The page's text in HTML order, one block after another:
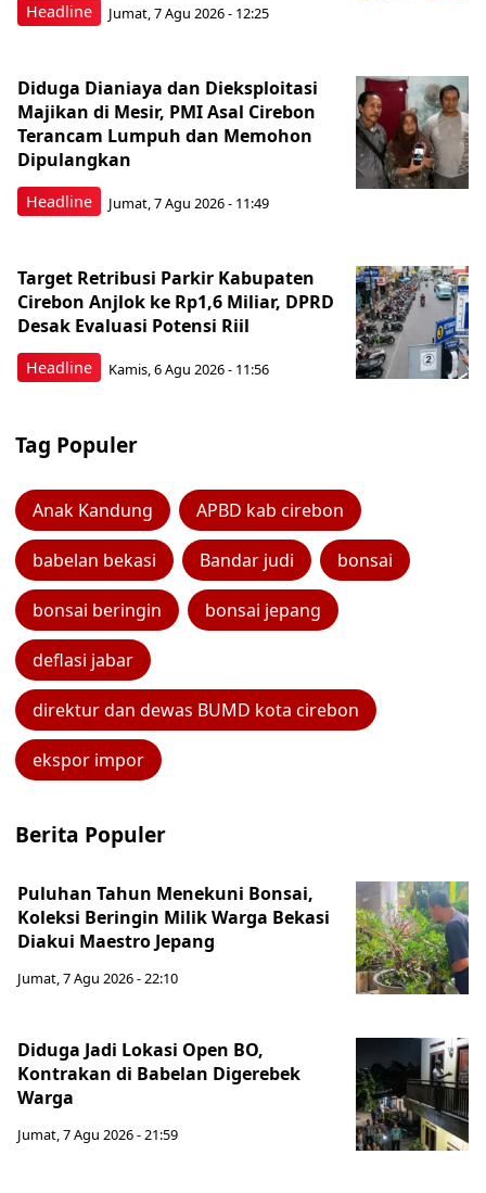
Headline Jumat, 7 Agu 2026 - 12:25
Headline
Diduga Dianiaya dan Dieksploitasi
Majikan di Mesir, PMI Asal Cirebon
Terancam Lumpuh dan Memohon
Dipulangkan
Jumat, 7 Agu 2026 - 11:49
Headline
Target Retribusi Parkir Kabupaten
Cirebon Anjlok ke Rp1,6 Miliar, DPRD
Desak Evaluasi Potensi Riil
Kamis, 6 Agu 2026 - 11:56
Tag Populer
Anak Kandung APBD kab cirebon
babelan bekasi Bandar judi bonsai
bonsai beringin bonsai jepang
deflasi jabar
direktur dan dewas BUMD kota cirebon
ekspor impor
Berita Populer
Puluhan Tahun Menekuni Bonsai,
Koleksi Beringin Milik Warga Bekasi
Diakui Maestro Jepang
Jumat, 7 Agu 2026 - 22:10
Diduga Jadi Lokasi Open BO,
Kontrakan di Babelan Digerebek
Warga
Jumat, 7 Agu 2026 - 21:59